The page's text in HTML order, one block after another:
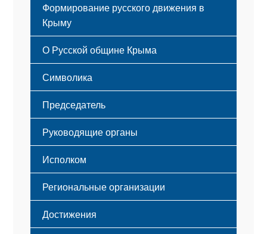
Формирование русского движения в
Крыму
Русский Крым
О Русской общине Крыма
Этапы становления
Принципы деятельности
Структура
Мероприятия
Символика
Флаг
Герб
Гимн
Председатель
Руководящие органы
Исполком
Региональные организации
Достижения